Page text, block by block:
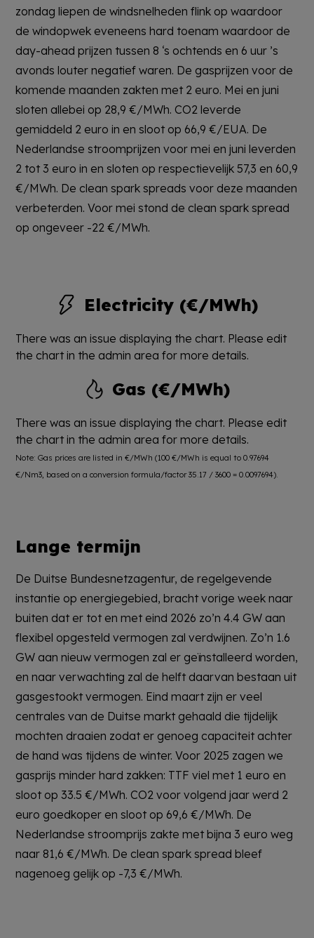
zondag liepen de windsnelheden flink op waardoor
de windopwek eveneens hard toenam waardoor de
day-ahead prijzen tussen 8 ‘s ochtends en 6 uur ’s
avonds louter negatief waren. De gasprijzen voor de
komende maanden zakten met 2 euro. Mei en juni
sloten allebei op 28,9 €/MWh. CO2 leverde
gemiddeld 2 euro in en sloot op 66,9 €/EUA. De
Nederlandse stroomprijzen voor mei en juni leverden
2 tot 3 euro in en sloten op respectievelijk 57,3 en 60,9
€/MWh. De clean spark spreads voor deze maanden
verbeterden. Voor mei stond de clean spark spread
op ongeveer -22 €/MWh.
Electricity (€/MWh)
There was an issue displaying the chart. Please edit
the chart in the admin area for more details.
Gas (€/MWh)
There was an issue displaying the chart. Please edit
the chart in the admin area for more details.
Note: Gas prices are listed in €/MWh (100 €/MWh is equal to 0.97694
€/Nm3, based on a conversion formula/factor 35.17 / 3600 = 0.0097694).
Lange termijn
De Duitse Bundesnetzagentur, de regelgevende
instantie op energiegebied, bracht vorige week naar
buiten dat er tot en met eind 2026 zo’n 4.4 GW aan
flexibel opgesteld vermogen zal verdwijnen. Zo’n 1.6
GW aan nieuw vermogen zal er geïnstalleerd worden,
en naar verwachting zal de helft daarvan bestaan uit
gasgestookt vermogen. Eind maart zijn er veel
centrales van de Duitse markt gehaald die tijdelijk
mochten draaien zodat er genoeg capaciteit achter
de hand was tijdens de winter. Voor 2025 zagen we
gasprijs minder hard zakken: TTF viel met 1 euro en
sloot op 33.5 €/MWh. CO2 voor volgend jaar werd 2
euro goedkoper en sloot op 69,6 €/MWh. De
Nederlandse stroomprijs zakte met bijna 3 euro weg
naar 81,6 €/MWh. De clean spark spread bleef
nagenoeg gelijk op -7,3 €/MWh.